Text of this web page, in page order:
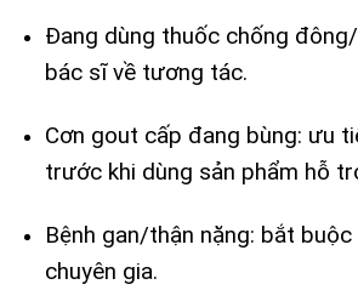
Đang dùng thuốc chống
bác sĩ về tương tác.
Cơn gout cấp đang bùng: ưu
trước khi dùng sản phẩm hỗ
Bệnh gan/thận nặng: bắt buộc
chuyên gia.